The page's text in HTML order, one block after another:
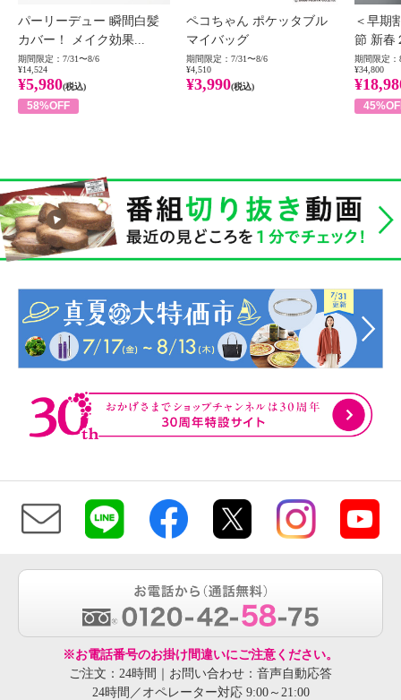
パーリーデュー 瞬間白髪
カバー！ メイク効果...
期間限定：7/31〜8/6
¥14,524
¥5,980(税込)
58%OFF
ペコちゃん ポケッタブル
マイバッグ
期間限定：7/31〜8/6
¥4,510
¥3,990(税込)
＜早期
節 新春
期間限定：
¥34,800
※お電話番号のお掛け間違いにご注意ください。
ご注文：24時間｜お問い合わせ：音声自動応答
24時間／オペレーター対応 9:00～21:00